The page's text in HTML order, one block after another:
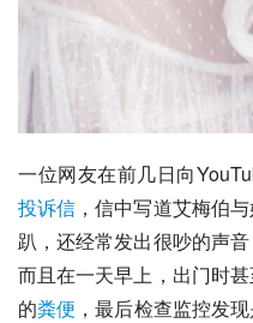
一位网友在前几日向
投诉信 ，信中写道艾梅伯
趴，还经常发出很吵的声
而且在一天早上，出门时
的粪便 ，最后检查监控发